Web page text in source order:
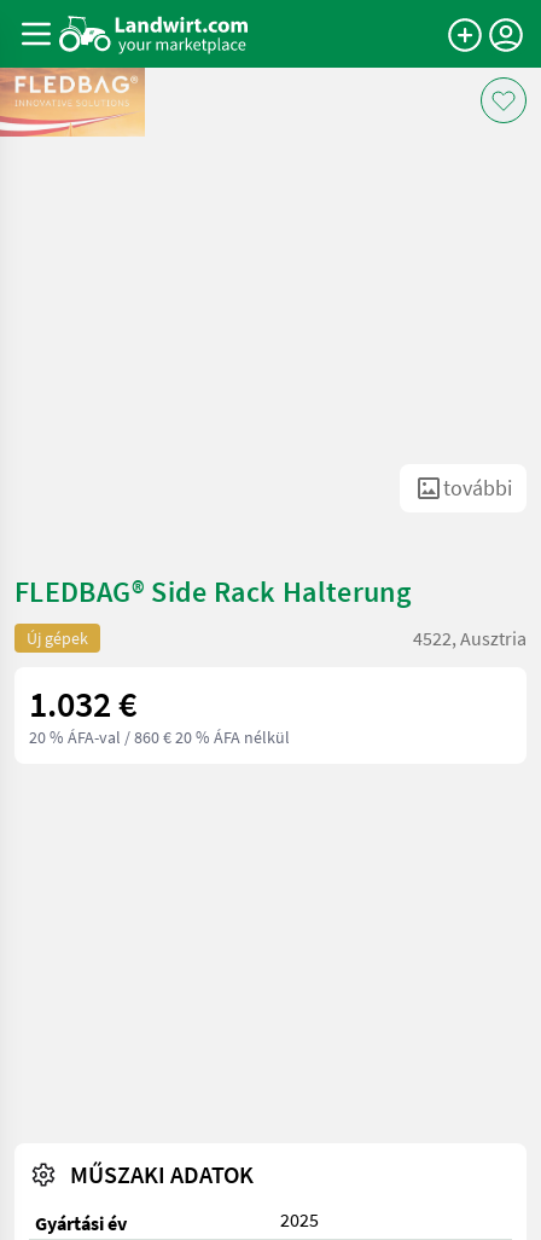
további
FLEDBAG® Side Rack Halterung
Új gépek 4522, Ausztria
1.032 €
20 % ÁFA-val / 860 € 20 % ÁFA nélkül
MŰSZAKI ADATOK
Gyártási év
2025